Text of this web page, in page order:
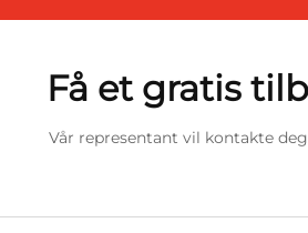
Få et gratis
Vår representant vil kontakte